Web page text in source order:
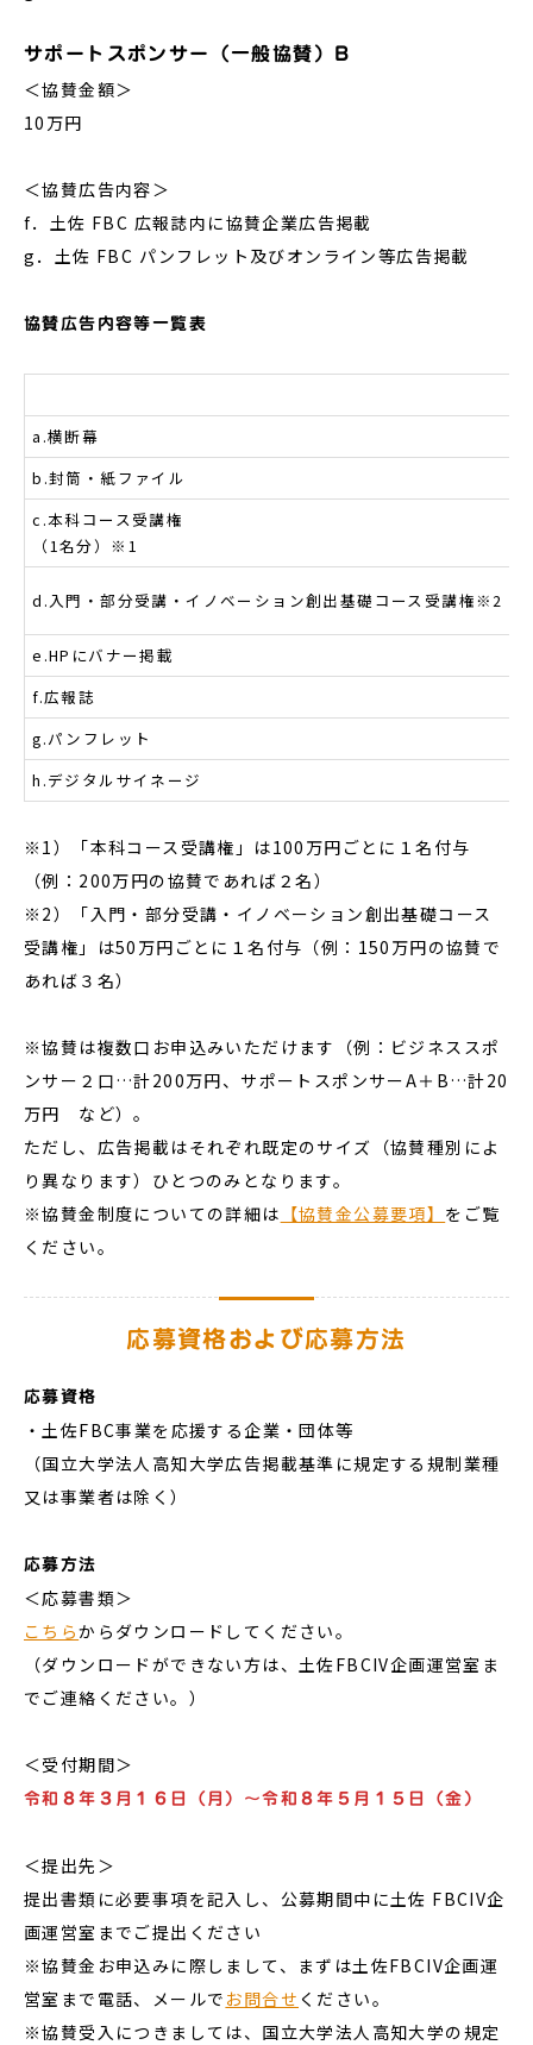
サポートスポンサー（一般協賛）B
＜協賛金額＞
10万円
＜協賛広告内容＞
f．土佐 FBC 広報誌内に協賛企業広告掲載
g．土佐 FBC パンフレット及びオンライン等広告掲載
協賛広告内容等一覧表
a.横断幕
b.封筒・紙ファイル
c.本科コース受講権
（1名分）※1
d.入門・部分受講・イノベーション創出基礎コース受講権※2
e.HPにバナー掲載
f.広報誌
g.パンフレット
h.デジタルサイネージ
※1）「本科コース受講権」は100万円ごとに１名付与
（例：200万円の協賛であれば２名）
※2）「入門・部分受講・イノベーション創出基礎コース
受講権」は50万円ごとに１名付与（例：150万円の協賛で
あれば３名）
※協賛は複数口お申込みいただけます（例：ビジネススポ
ンサー２口…計200万円、サポートスポンサーA＋B…計20
万円 など）。
ただし、広告掲載はそれぞれ既定のサイズ（協賛種別によ
り異なります）ひとつのみとなります。
※協賛金制度についての詳細は 【協賛金公募要項】 をご覧
ください。
応募資格および応募方法
応募資格
・土佐FBC事業を応援する企業・団体等
（国立大学法人高知大学広告掲載基準に規定する規制業種
又は事業者は除く）
応募方法
＜応募書類＞
こちらからダウンロードしてください。
（ダウンロードができない方は、土佐FBCIV企画運営室ま
でご連絡ください。）
＜受付期間＞
令和８年３月１６日（月）～令和８年５月１５日（金）
＜提出先＞
提出書類に必要事項を記入し、公募期間中に土佐 FBCIV企
画運営室までご提出ください
※協賛金お申込みに際しまして、まずは土佐FBCIV企画運
営室まで電話、メールで お問合せ ください。
※協賛受入につきましては、国立大学法人高知大学の規定